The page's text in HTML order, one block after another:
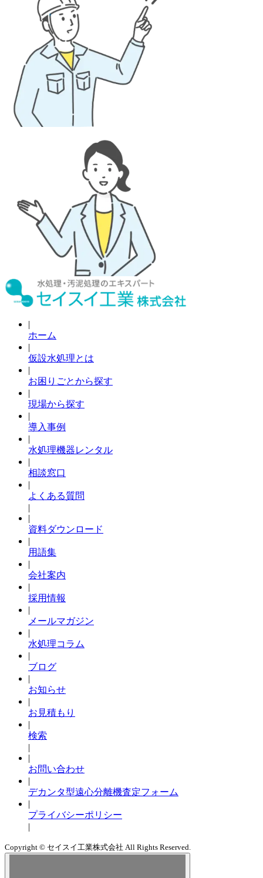
|
ホーム
|
仮設水処理とは
|
お困りごとから探す
|
現場から探す
|
導入事例
|
水処理機器レンタル
|
相談窓口
|
よくある質問
|
|
資料ダウンロード
|
用語集
|
会社案内
|
採用情報
|
メールマガジン
|
水処理コラム
|
ブログ
|
お知らせ
|
お見積もり
|
検索
|
|
お問い合わせ
|
デカンタ型遠心分離機査定フォーム
|
プライバシーポリシー
|
Copyright © セイスイ工業株式会社 All Rights Reserved.